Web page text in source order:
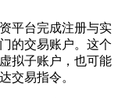
平台完成注册与实
的交易账户。这个
拟子账户，也可能
交易指令。